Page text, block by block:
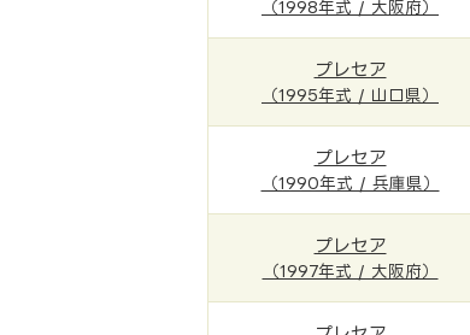
（1998年式 / 大阪府）
プレセア
（1995年式 / 山口県）
プレセア
（1990年式 / 兵庫県）
プレセア
（1997年式 / 大阪府）